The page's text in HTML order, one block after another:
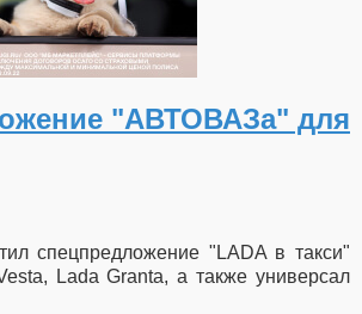
"АВТОВАЗа" для
спецпредложение "LADA в такси"
Lada Granta, а также универсал